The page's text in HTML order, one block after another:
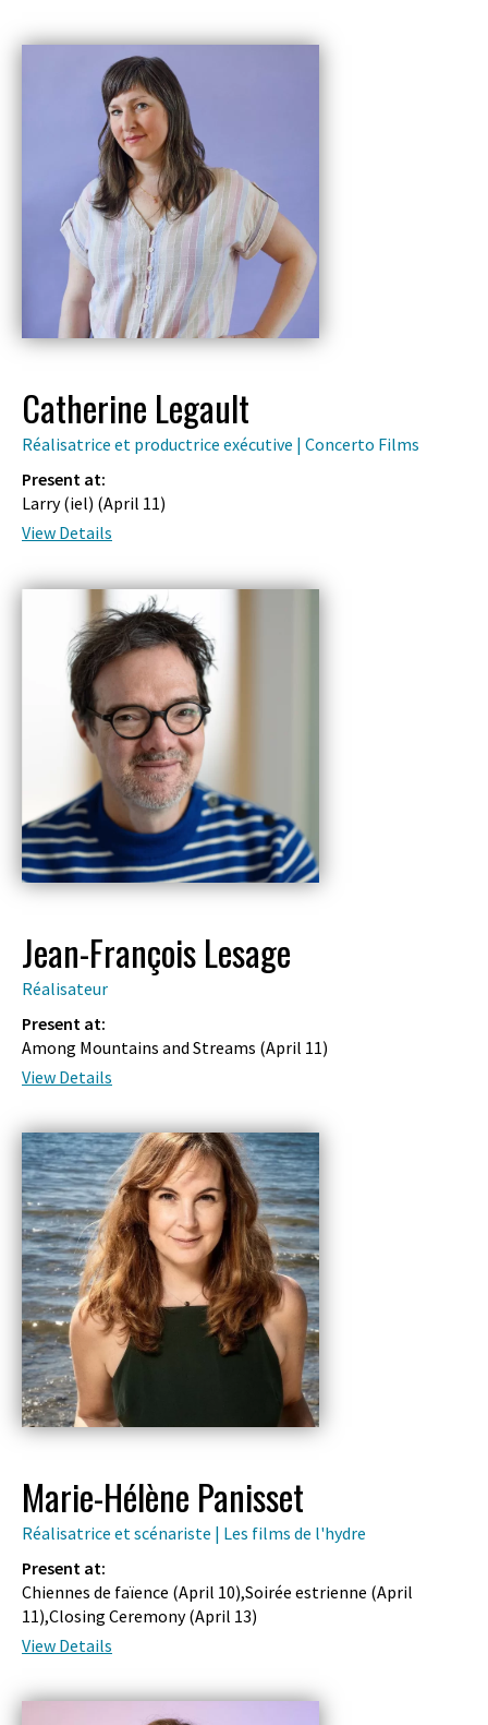
Catherine Legault
Réalisatrice et productrice exécutive | Concerto Films
Present at:
Larry (iel) (April 11)
View Details
Jean-François Lesage
Réalisateur
Present at:
Among Mountains and Streams (April 11)
View Details
Marie-Hélène Panisset
Réalisatrice et scénariste | Les films de l'hydre
Present at:
Chiennes de faïence (April 10),Soirée estrienne (April
11),Closing Ceremony (April 13)
View Details